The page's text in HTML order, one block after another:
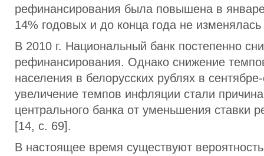
рефинансирования была повышена в
14% годовых и до конца года не
В 2010 г. Национальный банк постепенно
рефинансирования. Однако снижение
населения в белорусских рублях в
увеличение темпов инфляции стали
центрального банка от уменьшения ставки
[14, с. 69].
В настоящее время существуют